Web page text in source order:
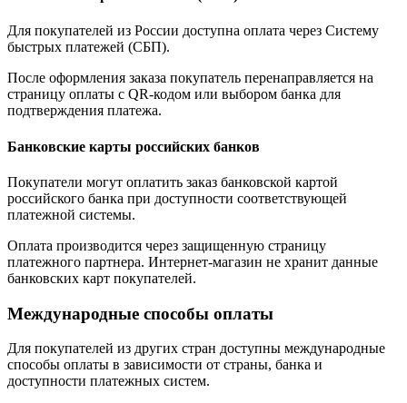
Для покупателей из России доступна оплата через Систему
быстрых платежей (СБП).
После оформления заказа покупатель перенаправляется на
страницу оплаты с QR-кодом или выбором банка для
подтверждения платежа.
Банковские карты российских банков
Покупатели могут оплатить заказ банковской картой
российского банка при доступности соответствующей
платежной системы.
Оплата производится через защищенную страницу
платежного партнера. Интернет-магазин не хранит данные
банковских карт покупателей.
Международные способы оплаты
Для покупателей из других стран доступны международные
способы оплаты в зависимости от страны, банка и
доступности платежных систем.